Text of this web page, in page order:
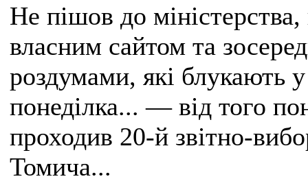
Не пішов до
власним сайтом та
роздумами, які блукають
понеділка... — від того
проходив 20-й звітно-
Томича...